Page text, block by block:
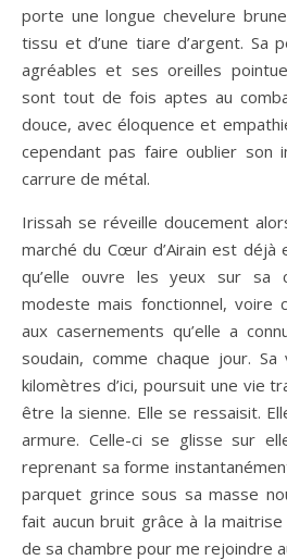
porte une longue chevelure
tissu et d’une tiare d’argent. Sa
agréables et ses oreilles
sont tout de fois aptes au
douce, avec éloquence et
cependant pas faire oublier son
carrure de métal.
Irissah se réveille doucement
marché du Cœur d’Airain est déjà
qu’elle ouvre les yeux sur sa
modeste mais fonctionnel, voire
aux casernements qu’elle a
soudain, comme chaque jour.
kilomètres d’ici, poursuit une vie
être la sienne. Elle se ressaisit.
armure. Celle-ci se glisse sur
reprenant sa forme
parquet grince sous sa masse
fait aucun bruit grâce à la
de sa chambre pour me rejoindre